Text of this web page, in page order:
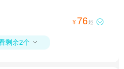
¥ 76起 
剩余2个 